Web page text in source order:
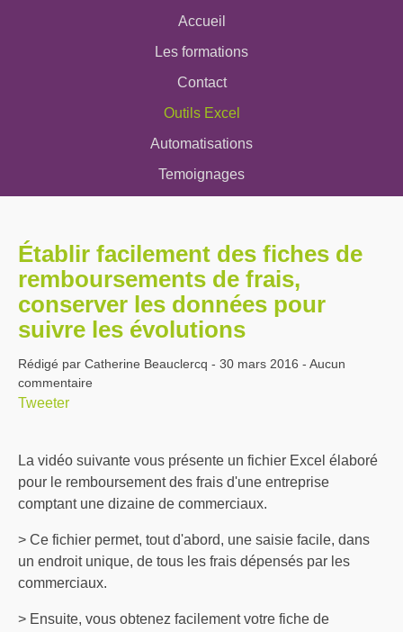
Accueil
Les formations
Contact
Outils Excel
Automatisations
Temoignages
Établir facilement des fiches de
remboursements de frais,
conserver les données pour
suivre les évolutions
Rédigé par Catherine Beauclercq - 30 mars 2016 - Aucun
commentaire
Tweeter
La vidéo suivante vous présente un fichier Excel élaboré
pour le remboursement des frais d'une entreprise
comptant une dizaine de commerciaux.
> Ce fichier permet, tout d'abord, une saisie facile, dans
un endroit unique, de tous les frais dépensés par les
commerciaux.
> Ensuite, vous obtenez facilement votre fiche de